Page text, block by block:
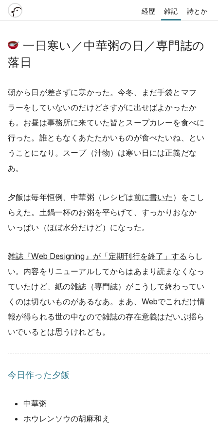
経歴 雑記 詩とか
一日寒い／中華粥の日／専門誌の
落日
朝から日が差さずに寒かった。今冬、まだ手袋とマフ
ラーをしていないのだけどさすがに出せばよかったか
も。お昼は事務所に来ていた皆とスープカレーを食べに
行った。誰ともなくあたたかいものが食べたいね、とい
うことになり。スープ（汁物）は寒い日には正義だな
あ。
夕飯は毎年恒例、中華粥（レシピは前に書いた ）をこし
らえた。土鍋一杯のお粥を平らげて、すっかりおなか
いっぱい（ほぼ水分だけど）になった。
雑誌『Web Designing』が「定期刊行を終了」する らし
い。内容をリニューアルしてからはあまり読まなくなっ
ていたけど、紙の雑誌（専門誌）がこうして終わってい
くのは切ないものがあるなあ。まあ、Webでこれだけ情
報が得られる世の中なので雑誌の存在意義はだいぶ揺ら
いでいるとは思うけれども。
今日作った夕飯
中華粥
ホウレンソウの胡麻和え